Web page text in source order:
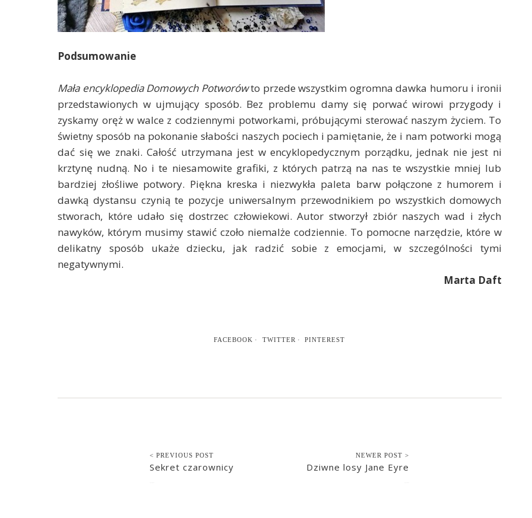
Podsumowanie
Mała encyklopedia Domowych Potworówto przede wszystkim ogromna dawka humoru i ironii
przedstawionych w ujmujący sposób. Bez problemu damy się porwać wirowi przygody i
zyskamy oręż w walce z codziennymi potworkami, próbującymi sterować naszym życiem. To
świetny sposób na pokonanie słabości naszych pociech i pamiętanie, że i nam potworki mogą
dać się we znaki. Całość utrzymana jest w encyklopedycznym porządku, jednak nie jest ni
krztynę nudną. No i te niesamowite grafiki, z których patrzą na nas te wszystkie mniej lub
bardziej złośliwe potwory. Piękna kreska i niezwykła paleta barw połączone z humorem i
dawką dystansu czynią te pozycje uniwersalnym przewodnikiem po wszystkich domowych
stworach, które udało się dostrzec człowiekowi. Autor stworzył zbiór naszych wad i złych
nawyków, którym musimy stawić czoło niemalże codziennie. To pomocne narzędzie, które w
delikatny sposób ukaże dziecku, jak radzić sobie z emocjami, w szczególności tymi
negatywnymi.
Marta Daft
FACEBOOK TWITTER PINTEREST
< PREVIOUS POST
Sekret czarownicy
NEWER POST >
Dziwne losy Jane Eyre